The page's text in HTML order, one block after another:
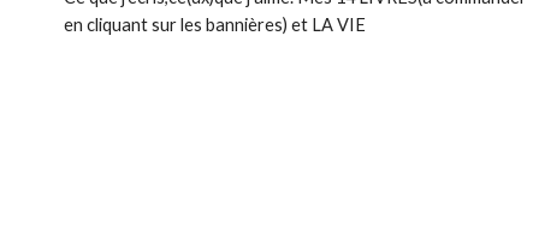
en cliquant sur les bannières) et LA VIE